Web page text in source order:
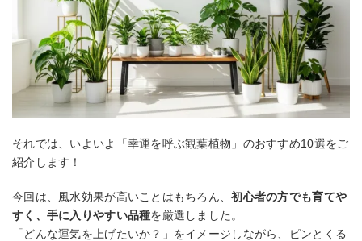
それでは、いよいよ「幸運を呼ぶ観葉植物」のおすすめ10選をご
紹介します！
今回は、風水効果が高いことはもちろん、初心者の方でも育てや
すく、手に入りやすい品種を厳選しました。
「どんな運気を上げたいか？」をイメージしながら、ピンとくる